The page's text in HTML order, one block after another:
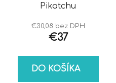
Pikatchu
€30,08 bez DPH
€37
DO KOŠÍKA